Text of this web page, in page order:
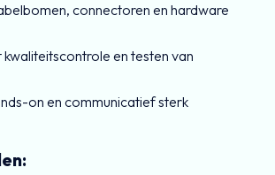
connectoren en hardware
en testen van
on en communicatief sterk